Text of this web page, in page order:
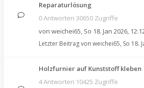
Reparaturlösung
0 Antworten 30650 Zugriffe
von weichei65, So 18. Jan 2026,
Letzter Beitrag von weichei65, So 18.
Holzfurnier auf Kunststoff kleben
4 Antworten 10425 Zugriffe